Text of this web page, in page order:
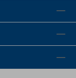
langlebige